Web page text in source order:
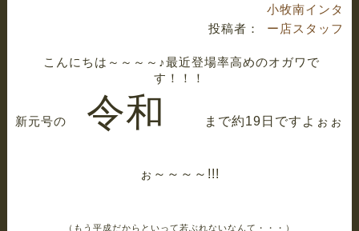
投稿者：
小牧南インタ
ー店スタッフ
こんにちは～～～～♪最近登場率高めのオガワで
す！！！
新元号の 令和 まで約19日ですよぉぉ
ぉ～～～～!!!
（もう平成だからといって若ぶれないなんて・・・）